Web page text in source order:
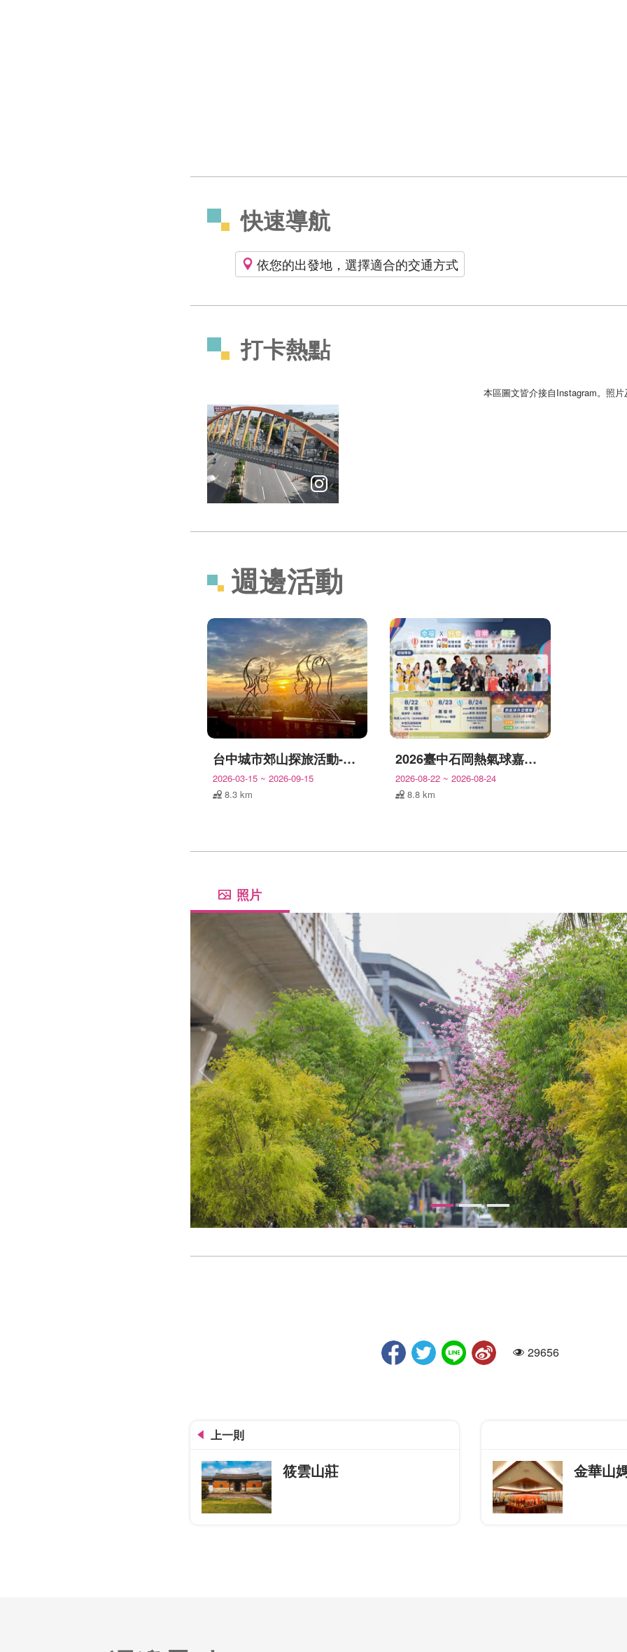
快速導航
依您的出發地，選擇適合的交通方式
打卡熱點
本區圖文皆介接自Instagram。照
週邊活動
台中城市郊山探旅活動-我是登山王
2026-03-15 ~ 2026-09-15
8.3 km
2026臺中石岡熱氣球嘉年華
2026-08-22 ~2026-08-24
8.8 km
照片
人氣29656
上一則
筱雲山莊 金華山